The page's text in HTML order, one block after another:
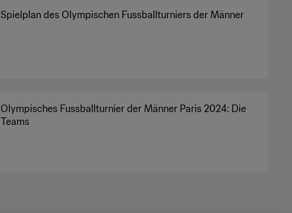
Spielplan des Olympischen Fussballturniers der Männer
Olympisches Fussballturnier der Männer Paris 2024: Die
Teams